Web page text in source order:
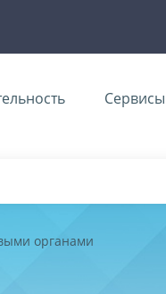
Сервисы
органами